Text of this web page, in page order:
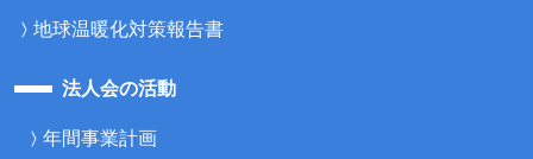
地球温暖化対策報告書
法人会の活動
年間事業計画